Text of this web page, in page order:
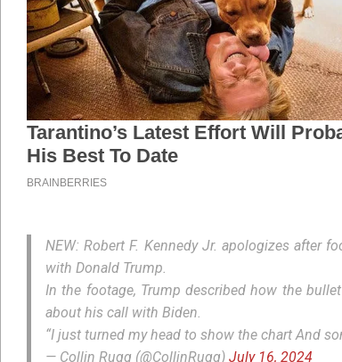
NEW: Robert F. Kennedy Jr. apologizes after
with Donald Trump.
In the footage, Trump described how the
about his call with Biden.
“I just turned my head to show the chart And
— Collin Rugg (@CollinRugg) July 16, 2024